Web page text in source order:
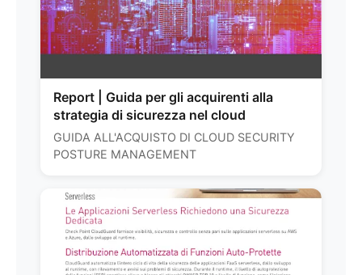
Report | Guida per gli acquirenti alla
strategia di sicurezza nel cloud
GUIDA ALL'ACQUISTO DI CLOUD SECURITY
POSTURE MANAGEMENT